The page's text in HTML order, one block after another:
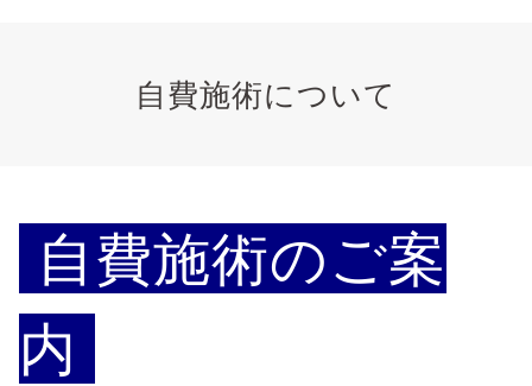
自費施術について
自費施術のご案
内